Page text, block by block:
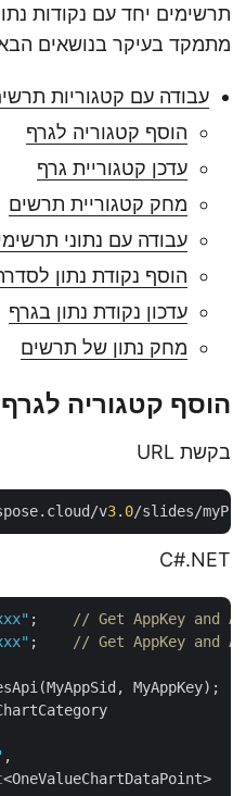
תרשימים יחד עם נקודות
מתמקד בעיקר בנושאים
עבודה עם קטגוריות תרשים
הוסף קטגוריה לגרף
עדכן קטגוריית גרף
מחק קטגוריית תרשים
עבודה עם נתוני
הוסף נקודת נתון
עדכון נקודת נתון בגרף
מחק נתון של תרשים
הוסף קטגוריה לגרף
בקשת URL
v3.0/slides/
C#.NET
; // Get AppKey and
; // Get AppKey and
MyAppKey);
<OneValueChartDataPoint>